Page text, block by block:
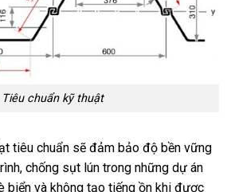
Tiêu chuẩn kỹ thuật
tiêu chuẩn sẽ đảm bảo độ bền vững
chống sụt lún trong những dự án
biển và không tạo tiếng ồn khi được